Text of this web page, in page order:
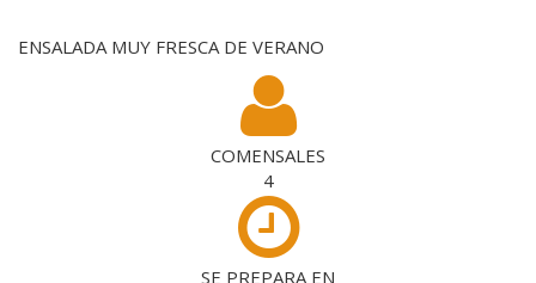
ENSALADA MUY FRESCA DE VERANO
COMENSALES
4
SE PREPARA EN